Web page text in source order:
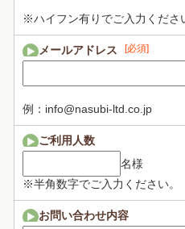
※ハイフン有りでご入力くださ
メールアドレス [必須]
例：info@nasubi-ltd.co.jp
ご利用人数
名様
※半角数字でご入力ください。
お問い合わせ内容